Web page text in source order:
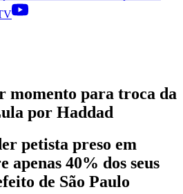
momento para troca da
por Haddad
petista preso em
40% dos seus
de São Paulo